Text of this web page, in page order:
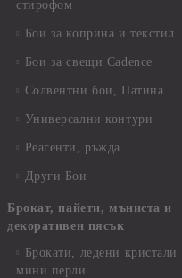
стирофом
Бои за коприна и текстил
Бои за свещи Cadence
Солвентни бои, Патина
Универсални контури
Реагенти, ръжда
Други Бои
Брокат, пайети, мъниста и
декоративен пясък
Брокати, ледени кристали
мини перли